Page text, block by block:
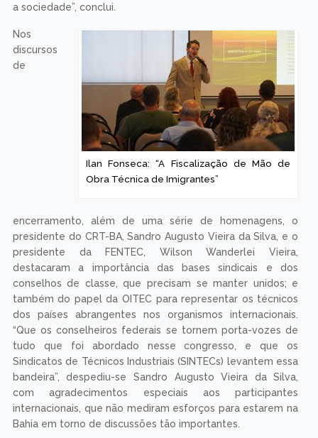
a sociedade”, conclui.
Ilan Fonseca: “A Fiscalização de Mão de
Obra Técnica de Imigrantes”
Nos
discursos
de
encerramento, além de uma série de homenagens, o
presidente do CRT-BA, Sandro Augusto Vieira da Silva, e o
presidente da FENTEC, Wilson Wanderlei Vieira,
destacaram a importância das bases sindicais e dos
conselhos de classe, que precisam se manter unidos; e
também do papel da OITEC para representar os técnicos
dos países abrangentes nos organismos internacionais.
“Que os conselheiros federais se tornem porta-vozes de
tudo que foi abordado nesse congresso, e que os
Sindicatos de Técnicos Industriais (SINTECs) levantem essa
bandeira”, despediu-se Sandro Augusto Vieira da Silva,
com agradecimentos especiais aos participantes
internacionais, que não mediram esforços para estarem na
Bahia em torno de discussões tão importantes.